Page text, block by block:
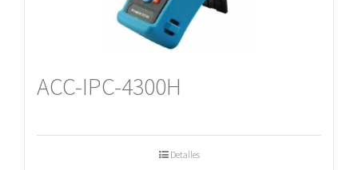
ACC-IPC-4300H
Detalles